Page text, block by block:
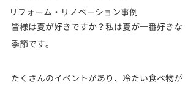
リフォーム・リノベーション事例
皆様は夏が好きですか？私は夏が一番好きな
季節です。
たくさんのイベントがあり、冷たい食べ物が